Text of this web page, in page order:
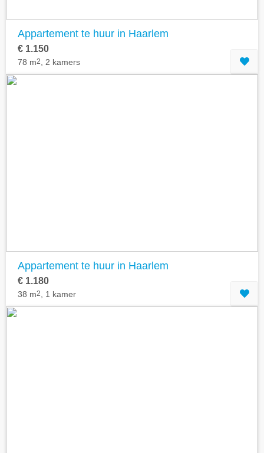
Appartement te huur in Haarlem
€ 1.150
78 m2 , 2 kamers
Appartement te huur in Haarlem
€ 1.180
38 m2 , 1 kamer